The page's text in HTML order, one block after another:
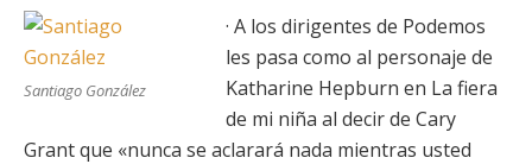
Santiago González
· A los dirigentes de Podemos
les pasa como al personaje de
Katharine Hepburn en La fiera
de mi niña al decir de Cary
Grant que «nunca se aclarará nada mientras usted